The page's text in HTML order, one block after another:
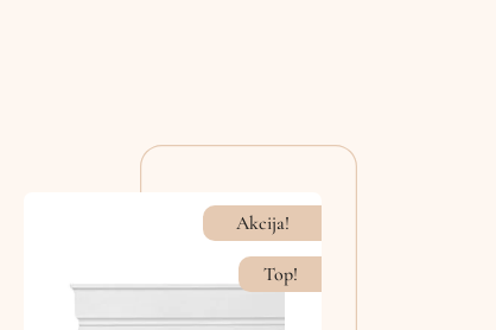
Akcija!
Top!